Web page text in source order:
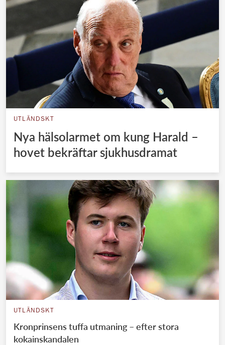
UTLÄNDSKT
Nya hälsolarmet om kung Harald –
hovet bekräftar sjukhusdramat
UTLÄNDSKT
Kronprinsens tuffa utmaning – efter stora
kokainskandalen